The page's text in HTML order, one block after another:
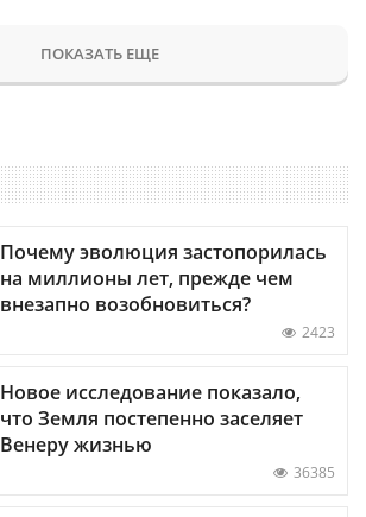
ПОКАЗАТЬ ЕЩЕ
Почему эволюция застопорилась
на миллионы лет, прежде чем
внезапно возобновиться?
2423
Новое исследование показало,
что Земля постепенно заселяет
Венеру жизнью
36385